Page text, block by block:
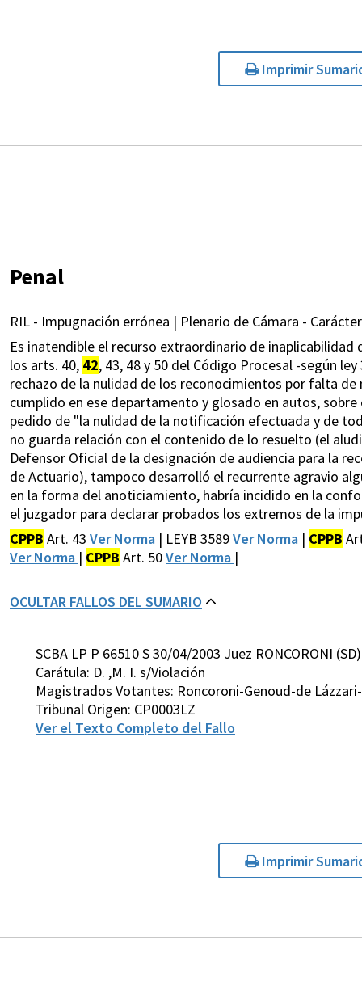
Imprimir
Penal
RIL - Impugnación errónea | Plenario de Cámara -
Es inatendible el recurso extraordinario de inaplicabilidad
los arts. 40, 42, 43, 48 y 50 del Código Procesal -según
rechazo de la nulidad de los reconocimientos por falta
cumplido en ese departamento y glosado en autos,
pedido de "la nulidad de la notificación efectuada y de
no guarda relación con el contenido de lo resuelto (el
Defensor Oficial de la designación de audiencia para la
de Actuario), tampoco desarrolló el recurrente agravio
en la forma del anoticiamiento, habría incidido en la
el juzgador para declarar probados los extremos de la
CPPB Art. 43 Ver Norma | LEYB 3589Ver Norma | CPPB
Ver Norma | CPPB Art. 50Ver Norma |
OCULTAR FALLOS DEL SUMARIO
SCBA LP P 66510 S 30/04/2003 Juez RONCORONI (SD)
Carátula: D. ,M. I. s/Violación
Magistrados Votantes: Roncoroni-Genoud-de
Tribunal Origen: CP0003LZ
Ver el Texto Completo del Fallo
Imprimir